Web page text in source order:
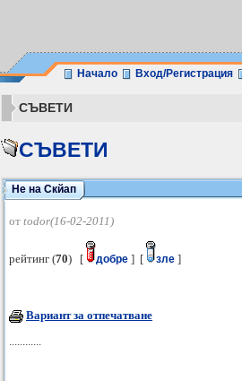
Начало Вход/Регистрация
СЪВЕТИ
СЪВЕТИ
Не на Скйап
от todor(16-02-2011)
рейтинг (70) [ добре ] [ зле ]
Вариант за отпечатване